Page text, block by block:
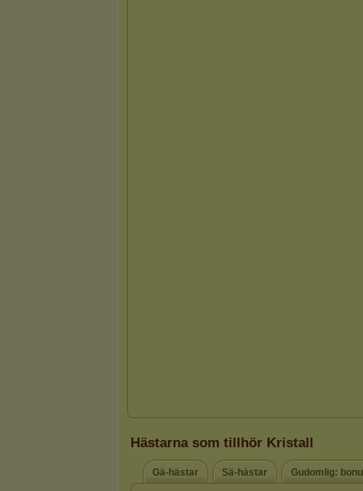
Hästarna som tillhör Kristall
Gä-hästar Sä-hästar Gudomlig: